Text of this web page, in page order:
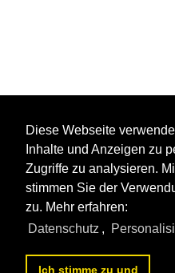
Diese Webseite
Inhalte und Anzeigen zu
Zugriffe zu analysieren.
stimmen Sie der
zu. Mehr erfahren:
Datenschutz ,
Ich stimme zu und